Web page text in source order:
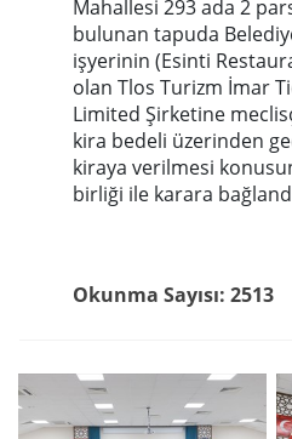
Mahallesi 293 ada 2
bulunan tapuda
işyerinin (Esinti
olan Tlos Turizm İmar
Limited Şirketine
kira bedeli üzerinden
kiraya verilmesi
birliği ile karara
Okunma Sayısı: 2513